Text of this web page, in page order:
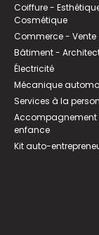
Coiffure -
Cosmétique
Commerce - Vente
Bâtiment -
Électricité
Mécanique
Services à la
Accompagnement
enfance
Kit auto-